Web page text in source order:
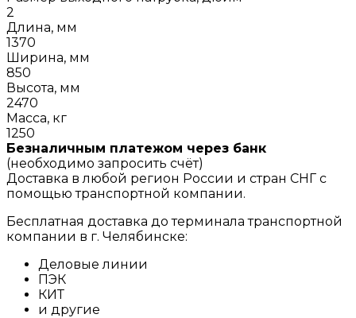
2
Длина, мм
1370
Ширина, мм
850
Высота, мм
2470
Масса, кг
1250
Безналичным платежом через банк
(необходимо запросить счёт)
Доставка в любой регион России и стран СНГ с
помощью транспортной компании.
Бесплатная доставка до терминала транспортной
компании в г. Челябинске:
Деловые линии
ПЭК
КИТ
и другие